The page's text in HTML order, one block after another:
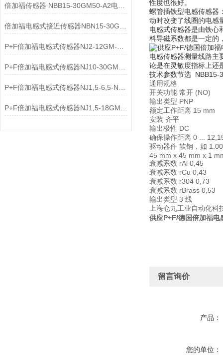
倍加福传感器 NBB15-30GM50-A2电感式传感器相关介绍
性度也很好。
螺管插铁型电感传感器
动时改变了线圈的电感
电感式传感器是由铁心
料导磁系数都是一定的
电感传感器测量线路主
论是在灵敏度指标上还
技术参数节选 NBB15-
通用规格
开关功能 常开 (NO)
输出类型 PNP
额定工作距离 15 mm
安装 齐平
输出极性 DC
确保操作距离 0 ...
驱动器件 软钢，如
45 mm x 45 mm x 1
衰减系数 rAl 0,45
衰减系数 rCu 0,43
衰减系数 r304 0,73
衰减系数 rBrass 0,53
输出类型 3 线
上海仓九工业自动化科
供应P+F/德国倍加福电
留言询价
产品：
您的单位：